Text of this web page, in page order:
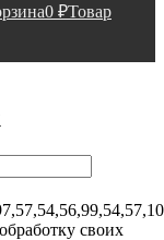
0 ₽Товар
своих